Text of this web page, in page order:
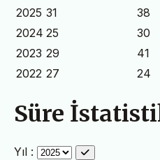
2025 31 38
2024 25 30
2023 29 41
2022 27 24
Süre
Yıl :